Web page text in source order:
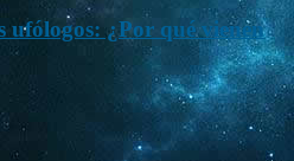
ufólogos: ¿Por qué vienen